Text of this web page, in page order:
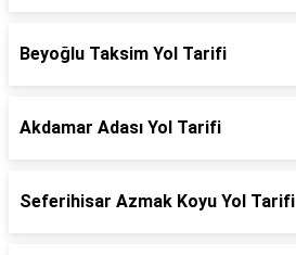
Beyoğlu Taksim Yol Tarifi
Akdamar Adası Yol Tarifi
Seferihisar Azmak Koyu Yol Tarifi